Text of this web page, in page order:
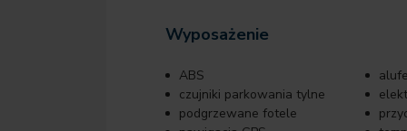
Wyposażenie
ABS
czujniki parkowania tylne
podgrzewane fotele